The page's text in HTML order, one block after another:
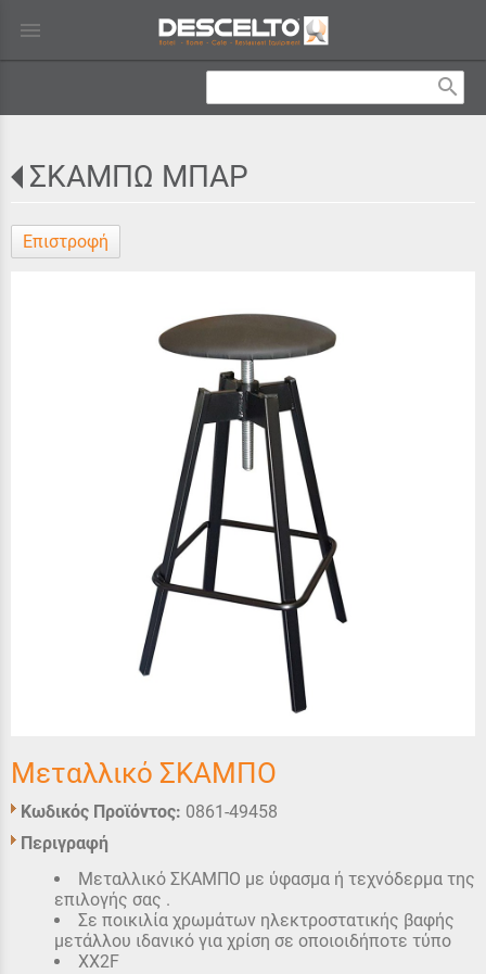
menu
search
ΣΚΑΜΠΩ ΜΠΑΡ
Επιστροφή
Μεταλλικό ΣΚΑΜΠΟ
Κωδικός Προϊόντος: 0861-49458
Περιγραφή
Μεταλλικό ΣΚΑΜΠΟ με ύφασμα ή τεχνόδερμα της
επιλογής σας .
Σε ποικιλία χρωμάτων ηλεκτροστατικής βαφής
μετάλλου ιδανικό για χρίση σε οποιοιδήποτε τύπο
XX2F